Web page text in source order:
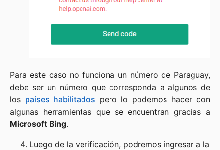
Para este caso no funciona un número de Paraguay,
debe ser un número que corresponda a algunos de
los países habilitados pero lo podemos hacer con
algunas herramientas que se encuentran gracias a
Microsoft Bing.
Luego de la verificación, podremos ingresar a la